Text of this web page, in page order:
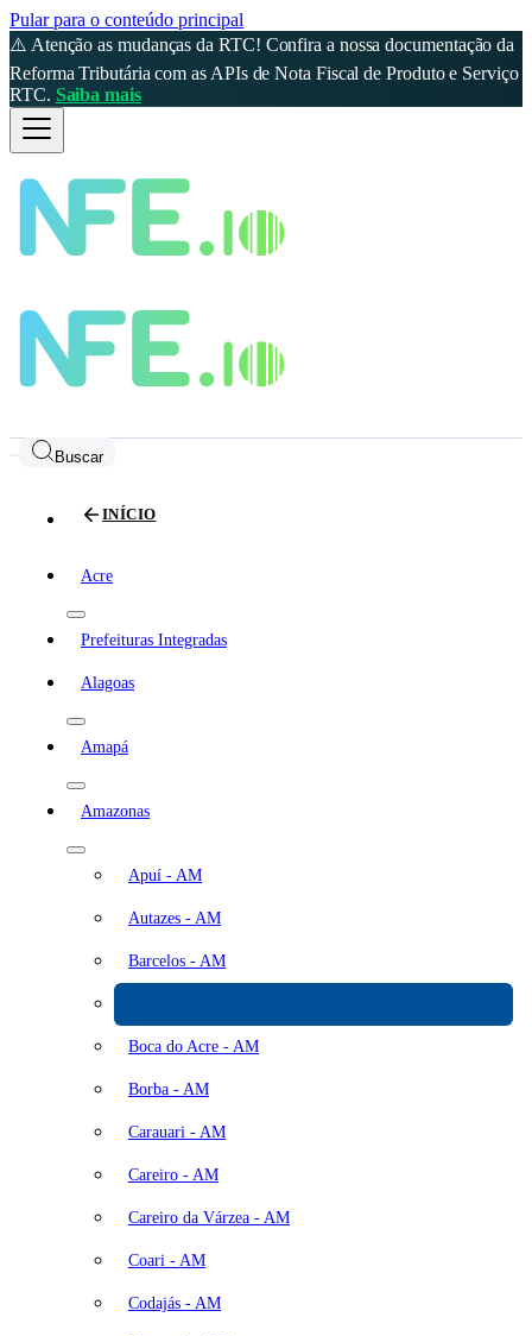
Pular para o conteúdo principal
⚠️ Atenção as mudanças da RTC! Confira a nossa documentação da
Reforma Tributária com as APIs de Nota Fiscal de Produto e Serviço
RTC. Saiba mais
Buscar
INÍCIO
Acre
Prefeituras Integradas
Alagoas
Amapá
Amazonas
Apuí - AM
Autazes - AM
Barcelos - AM
Boca do Acre - AM
Borba - AM
Carauari - AM
Careiro - AM
Careiro da Várzea - AM
Coari - AM
Codajás - AM